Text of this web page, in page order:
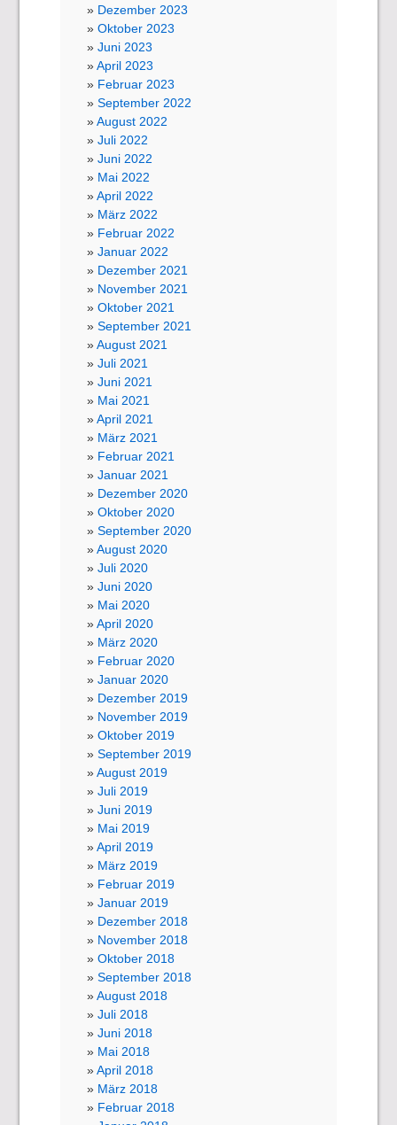
Dezember 2023
Oktober 2023
Juni 2023
April 2023
Februar 2023
September 2022
August 2022
Juli 2022
Juni 2022
Mai 2022
April 2022
März 2022
Februar 2022
Januar 2022
Dezember 2021
November 2021
Oktober 2021
September 2021
August 2021
Juli 2021
Juni 2021
Mai 2021
April 2021
März 2021
Februar 2021
Januar 2021
Dezember 2020
Oktober 2020
September 2020
August 2020
Juli 2020
Juni 2020
Mai 2020
April 2020
März 2020
Februar 2020
Januar 2020
Dezember 2019
November 2019
Oktober 2019
September 2019
August 2019
Juli 2019
Juni 2019
Mai 2019
April 2019
März 2019
Februar 2019
Januar 2019
Dezember 2018
November 2018
Oktober 2018
September 2018
August 2018
Juli 2018
Juni 2018
Mai 2018
April 2018
März 2018
Februar 2018